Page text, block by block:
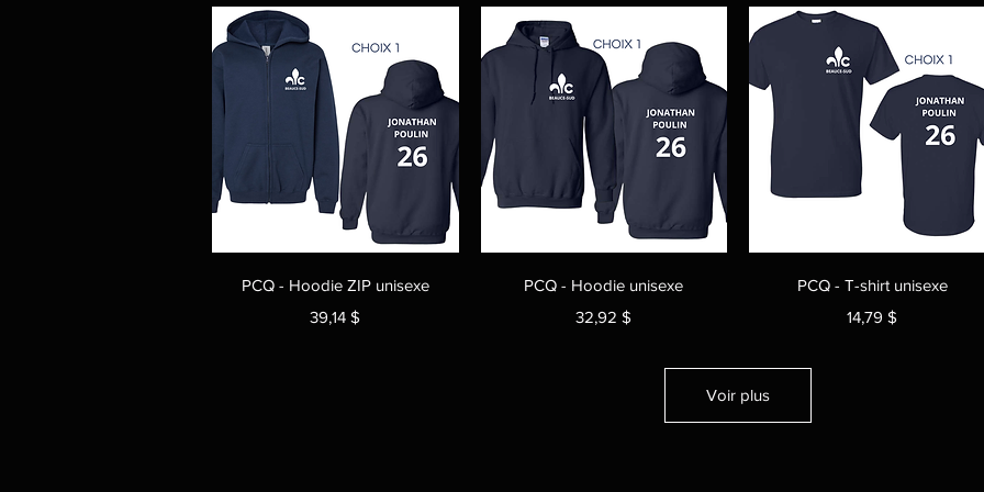
Aperçu rapide
PCQ - Hoodie ZIP unisexe
Prix
39,14 $
Aperçu rapide
PCQ - Hoodie unisexe
Prix
32,92 $
Aperçu rapide
PCQ - T-shirt unisexe
Prix
14,79 $
Voir plus